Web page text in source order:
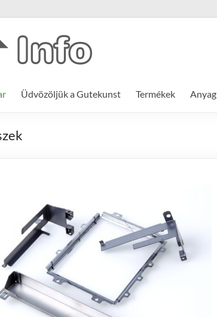
Üdvözöljük a Gutekunst Termékek Anyag